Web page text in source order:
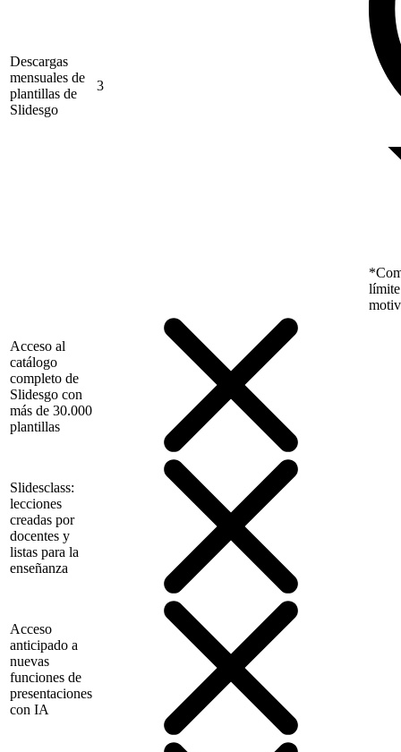
Descargas
mensuales de
plantillas de
Slidesgo
3
límite
Acceso al
catálogo
completo de
Slidesgo con
más de 30.000
plantillas
Slidesclass:
lecciones
creadas por
docentes y
listas para la
enseñanza
Acceso
anticipado a
nuevas
funciones de
presentaciones
con IA